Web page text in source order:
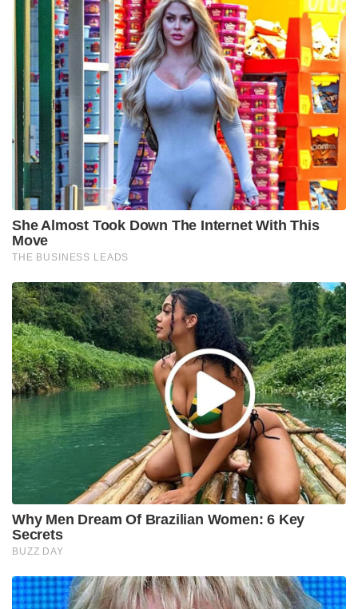
She Almost Took Down The Internet With This
Move
THE BUSINESS LEADS
Why Men Dream Of Brazilian Women: 6 Key
Secrets
BUZZ DAY